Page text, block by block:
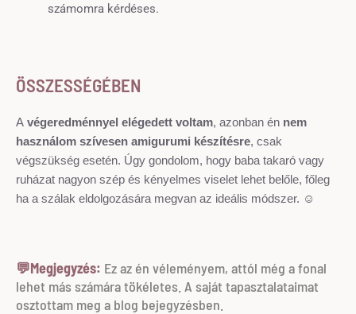
számomra kérdéses.
ÖSSZESSÉGÉBEN
A végeredménnyel elégedett voltam, azonban én nem
használom szívesen amigurumi készítésre, csak
végszükség esetén. Úgy gondolom, hogy baba takaró vagy
ruházat nagyon szép és kényelmes viselet lehet belőle, főleg
ha a szálak eldolgozására megvan az ideális módszer. ☺
💬Megjegyzés: Ez az én véleményem, attól még a fonal
lehet más számára tökéletes. A saját tapasztalataimat
osztottam meg a blog bejegyzésben.